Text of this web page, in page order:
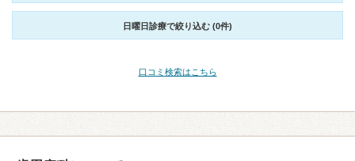
日曜日診療で絞り込む (0件)
口コミ検索はこちら